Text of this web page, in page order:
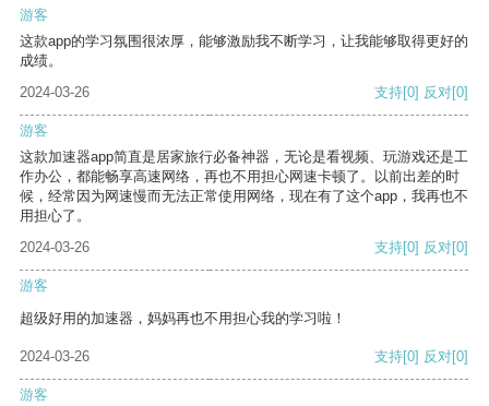
游客
这款app的学习氛围很浓厚，能够激励我不断学习，让我能够取得更好的
成绩。
2024-03-26
支持[0] 反对[0]
游客
这款加速器app简直是居家旅行必备神器，无论是看视频、玩游戏还是工
作办公，都能畅享高速网络，再也不用担心网速卡顿了。以前出差的时
候，经常因为网速慢而无法正常使用网络，现在有了这个app，我再也不
用担心了。
2024-03-26
支持[0] 反对[0]
游客
超级好用的加速器，妈妈再也不用担心我的学习啦！
2024-03-26 支持[0] 反对[0]
游客